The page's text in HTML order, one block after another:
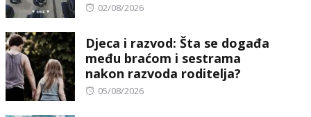
Posted
02/08/2026
Djeca i razvod: Šta se događa
među braćom i sestrama
nakon razvoda roditelja?
Posted
05/08/2026